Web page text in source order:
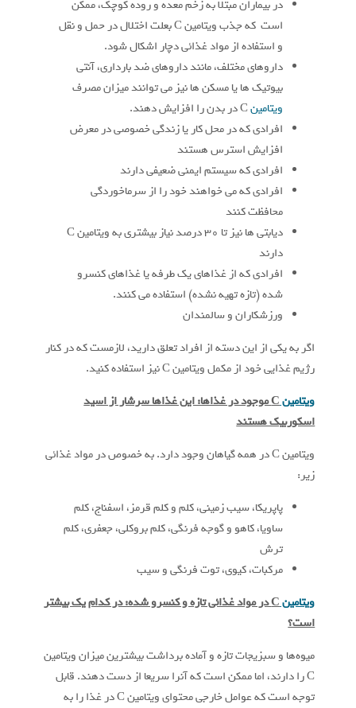
در بیماران مبتلا به زخم معده و روده کوچک، ممکن
است که جذب ویتامین C بعلت اختلال در حمل و نقل
و استفاده از مواد غذائی دچار اشکال شود.
داروهای مختلف، مانند داروهای ضد بارداری، آنتی
بیوتیک ها یا مسکن ها نیز می توانند میزان مصرف
ویتامینC در بدن را افزایش دهند.
افرادی که در محل کار یا زندگی خصوصی در معرض
افزایش استرس هستند
افرادی که سیستم ایمنی ضعیفی دارند
افرادی که می خواهند خود را از سرماخوردگی
محافظت کنند
دیابتی ها نیز تا 30 درصد نیاز بیشتری به ویتامین C
دارند
افرادی که از غذاهای یک طرفه یا غذاهای کنسرو
شده (تازه تهیه نشده) استفاده می کنند.
ورزشکاران و سالمندان
اگر به یکی از این دسته از افراد تعلق دارید، لازمست که در کنار
رژیم غذایی خود از مکمل ویتامین C نیز استفاده کنید.
ویتامینCموجود در غذاها: این غذاها سرشار از اسید
اسکوربیک هستند
ویتامین C در همه گیاهان وجود دارد. به خصوص در مواد غذائی
زیر:
پاپریکا، سیب زمینی، کلم و کلم قرمز، اسفناج، کلم
ساویا، کاهو و گوجه فرنگی، کلم بروکلی، جعفری، کلم
ترش
مرکبات، کیوی، توت فرنگی و سیب
ویتامینCدر مواد غذائی تازه و کنسرو شده: در کدام یک بیشتر
است؟
میوه‌ها و سبزیجات تازه و آماده برداشت بیشترین میزان ویتامین
C را دارند، اما ممکن است که آنرا سریعا از دست ‌دهند. قابل
توجه است که عوامل خارجی محتوای ویتامین C در غذا را به